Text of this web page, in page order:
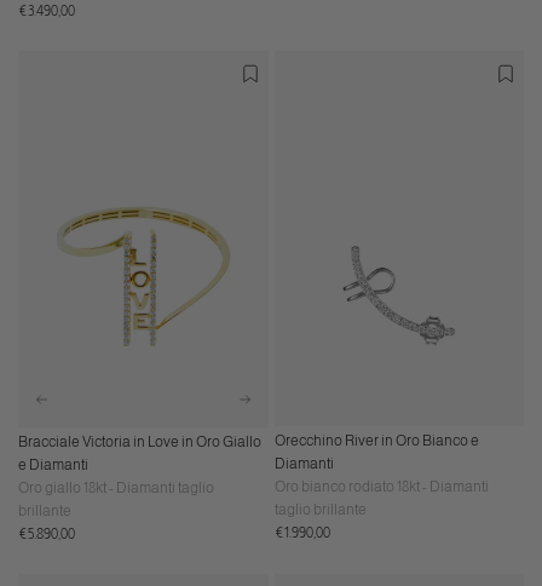
Prezzo
€3.490,00
Bracciale Victoria in Love in Oro Giallo
e Diamanti
Oro giallo 18kt - Diamanti taglio
brillante
Prezzo
€5.890,00
Orecchino River in Oro Bianco e
Diamanti
Oro bianco rodiato 18kt - Diamanti
taglio brillante
Prezzo
€1.990,00